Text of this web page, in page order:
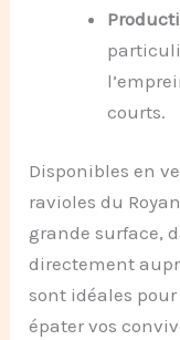
courts.
Disponibles en
ravioles du
grande surface,
directement
sont idéales
épater vos